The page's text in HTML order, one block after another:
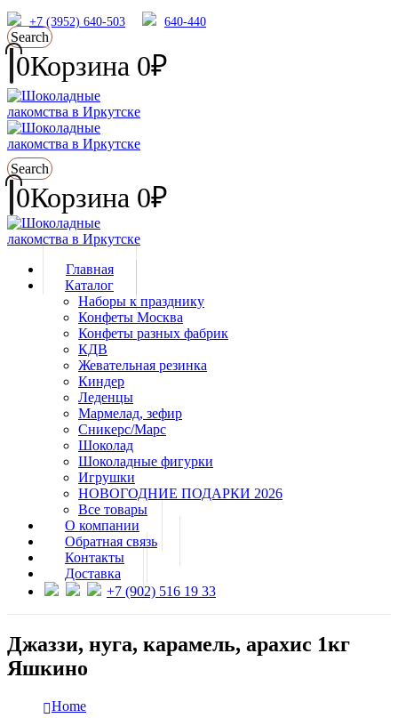
+7 (3952) 640-503 640-440
Search
0Корзина 0₽
Search
0Корзина 0₽
Главная
Каталог
Наборы к празднику
Конфеты Москва
Конфеты разных фабрик
КДВ
Жевательная резинка
Киндер
Леденцы
Мармелад, зефир
Сникерс/Марс
Шоколад
Шоколадные фигурки
Игрушки
НОВОГОДНИЕ ПОДАРКИ 2026
Все товары
О компании
Обратная связь
Контакты
Доставка
+7 (902) 516 19 33
Джаззи, нуга, карамель, арахис 1кг
Яшкино
Home